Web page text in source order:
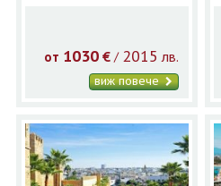
от 1030 €/ 2015 лв.
виж повече